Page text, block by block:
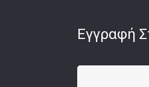
Εγγραφή